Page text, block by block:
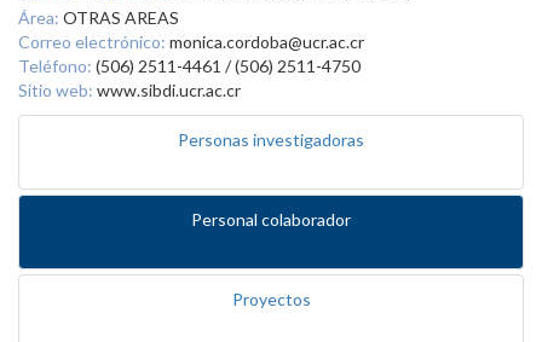
Área: OTRAS AREAS
Correo electrónico: monica.cordoba@ucr.ac.cr
Teléfono: (506) 2511-4461 / (506) 2511-4750
Sitio web: www.sibdi.ucr.ac.cr
Personas investigadoras
Personal colaborador
Proyectos